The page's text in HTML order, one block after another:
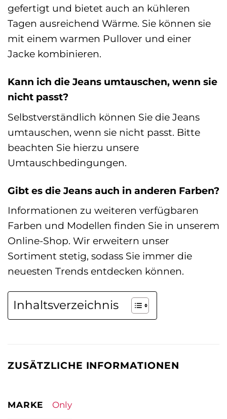
gefertigt und bietet auch an kühleren
Tagen ausreichend Wärme. Sie können sie
mit einem warmen Pullover und einer
Jacke kombinieren.
Kann ich die Jeans umtauschen, wenn sie
nicht passt?
Selbstverständlich können Sie die Jeans
umtauschen, wenn sie nicht passt. Bitte
beachten Sie hierzu unsere
Umtauschbedingungen.
Gibt es die Jeans auch in anderen Farben?
Informationen zu weiteren verfügbaren
Farben und Modellen finden Sie in unserem
Online-Shop. Wir erweitern unser
Sortiment stetig, sodass Sie immer die
neuesten Trends entdecken können.
Inhaltsverzeichnis
ZUSÄTZLICHE INFORMATIONEN
MARKE Only